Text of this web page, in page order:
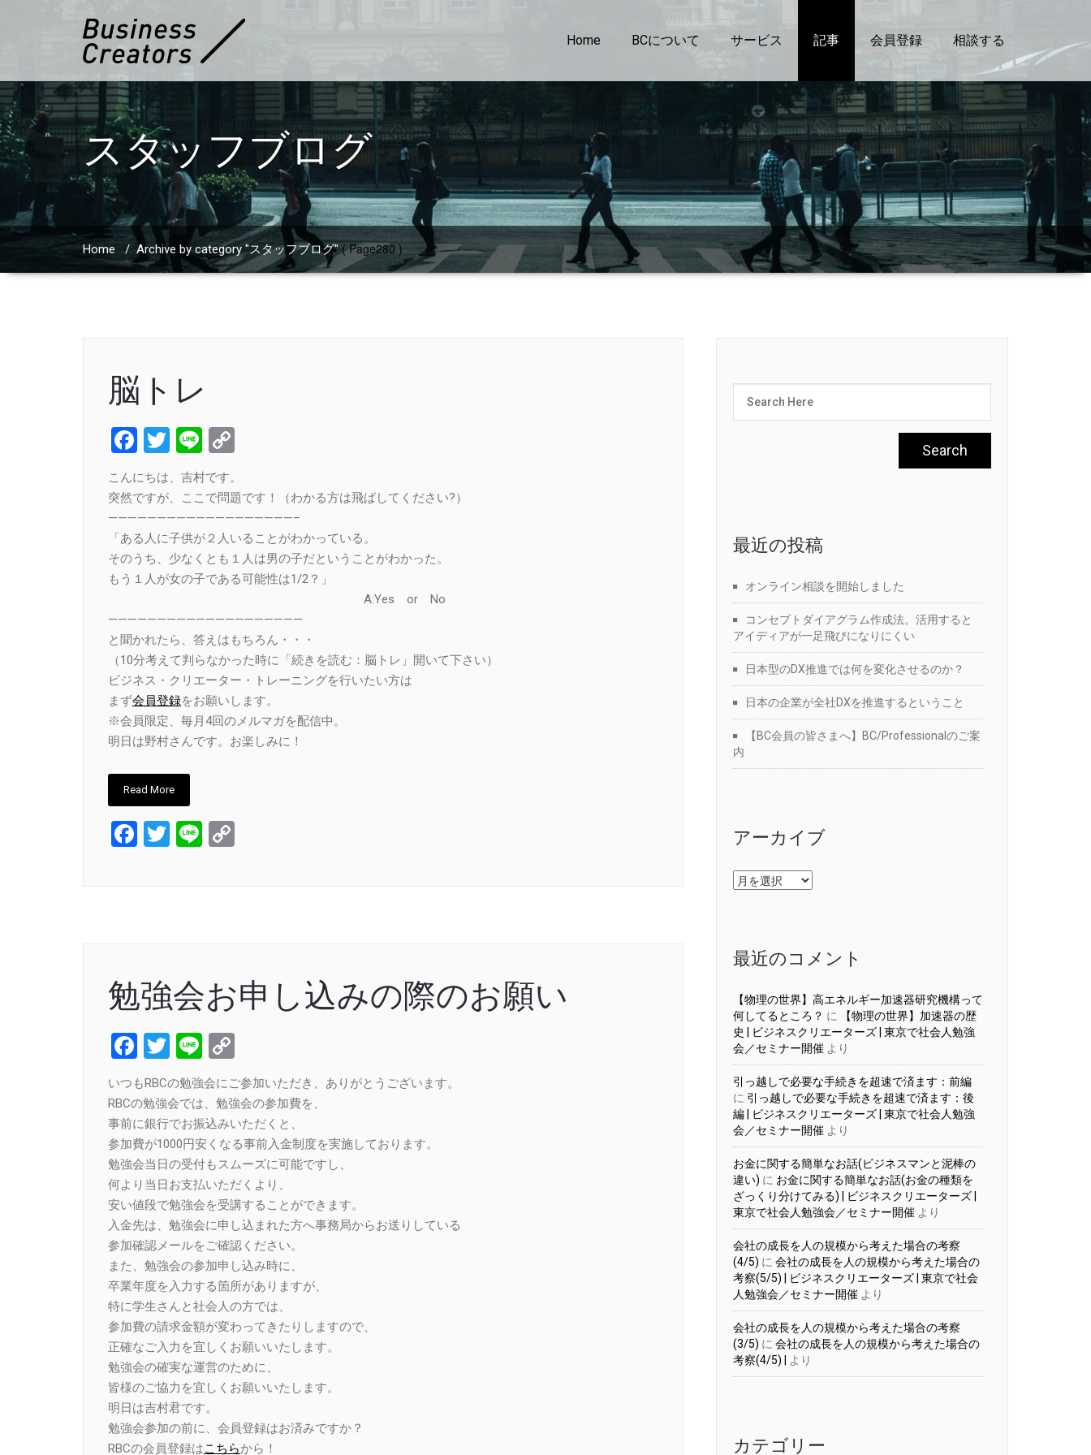
Home BCについて サービス 記事 会員登録 相談する
スタッフブログ
Home / Archive by category "スタッフブログ" ( Page280 )
脳トレ
Facebook
Twitter
Line
こんにちは、吉村です。
突然ですが、ここで問題です！（わかる方は飛ばしてください?）
———————————————————–
「ある人に子供が２人いることがわかっている。
そのうち、少なくとも１人は男の子だということがわかった。
もう１人が女の子である可能性は1/2？」
A:Yes or No
————————————————————
と聞かれたら、答えはもちろん・・・
（10分考えて判らなかった時に「続きを読む：脳トレ」開いて下さい）
ビジネス・クリエーター・トレーニングを行いたい方は
まず会員登録をお願いします。
※会員限定、毎月4回のメルマガを配信中。
明日は野村さんです。お楽しみに！
Read More
Facebook
Twitter
Line
勉強会お申し込みの際のお願い
Facebook
Twitter
Line
Link
いつもRBCの勉強会にご参加いただき、ありがとうございます。
RBCの勉強会では、勉強会の参加費を、
事前に銀行でお振込みいただくと、
参加費が1000円安くなる事前入金制度を実施しております。
勉強会当日の受付もスムーズに可能ですし、
何より当日お支払いただくより、
安い値段で勉強会を受講することができます。
入金先は、勉強会に申し込まれた方へ事務局からお送りしている
参加確認メールをご確認ください。
また、勉強会の参加申し込み時に、
卒業年度を入力する箇所がありますが、
特に学生さんと社会人の方では、
参加費の請求金額が変わってきたりしますので、
正確なご入力を宜しくお願いいたします。
勉強会の確実な運営のために、
皆様のご協力を宜しくお願いいたします。
明日は吉村君です。
勉強会参加の前に、会員登録はお済みですか？
RBCの会員登録はこちらから！
最近の投稿
オンライン相談を開始しました
コンセプトダイアグラム作成法。活用すると
アイディアが一足飛びになりにくい
日本型のDX推進では何を変化させるのか？
日本の企業が全社DXを推進するということ
【BC会員の皆さまへ】BC/Professionalのご案
内
アーカイブ
ア
ー
最近のコメント
【物理の世界】高エネルギー加速器研究機構って
何してるところ？ に
【物理の世界】加速器の歴
史 | ビジネスクリエーターズ | 東京で社会人勉強
会／セミナー開催 より
引っ越しで必要な手続きを超速で済ます：前編
に 引っ越しで必要な手続きを超速で済ます：後
編 | ビジネスクリエーターズ | 東京で社会人勉強
会／セミナー開催 より
お金に関する簡単なお話(ビジネスマンと泥棒の
違い) に お金に関する簡単なお話(お金の種類を
ざっくり分けてみる) | ビジネスクリエーターズ |
東京で社会人勉強会／セミナー開催 より
会社の成長を人の規模から考えた場合の考察
(4/5) に 会社の成長を人の規模から考えた場合の
考察(5/5) | ビジネスクリエーターズ | 東京で社会
人勉強会／セミナー開催 より
会社の成長を人の規模から考えた場合の考察
(3/5) に 会社の成長を人の規模から考えた場合の
考察(4/5) |
より
カテゴリー